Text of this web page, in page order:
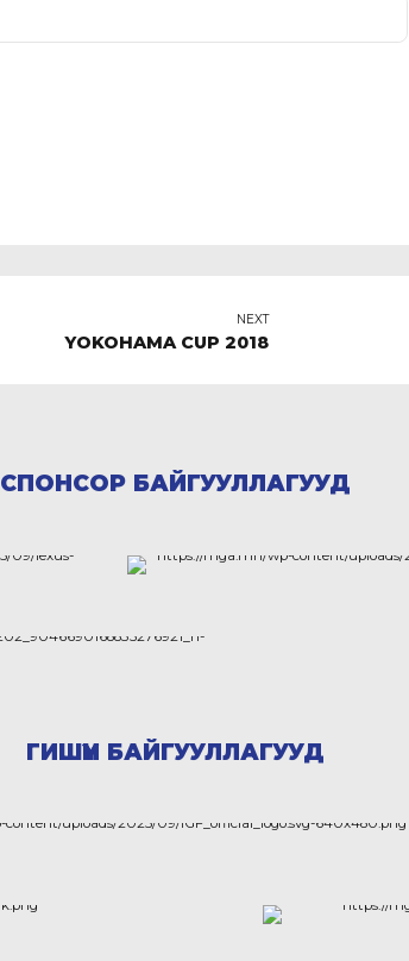
NEXT
YOKOHAMA CUP 2018
СПОНСОР БАЙГУУЛЛАГУУД
ГИШҮҮН БАЙГУУЛЛАГУУД